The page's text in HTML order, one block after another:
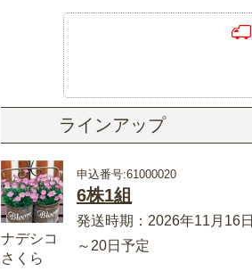
ラインアップ
ナデシコ
さくら
申込番号:61000020
6株1組
発送時期：2026年11月16日
～20日予定